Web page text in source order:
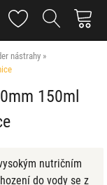
nástrahy
150ml
nutričním
do vody se z